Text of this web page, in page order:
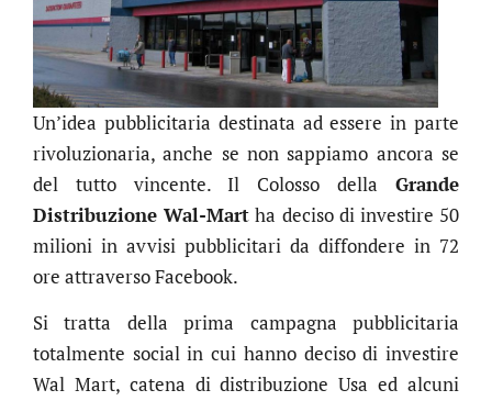
Un’idea pubblicitaria destinata ad essere in parte
rivoluzionaria, anche se non sappiamo ancora se
del tutto vincente. Il Colosso della Grande
Distribuzione Wal-Mart ha deciso di investire 50
milioni in avvisi pubblicitari da diffondere in 72
ore attraverso Facebook.
Si tratta della prima campagna pubblicitaria
totalmente social in cui hanno deciso di investire
Wal Mart, catena di distribuzione Usa ed alcuni